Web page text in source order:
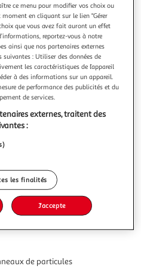
cube 30cm noyer
x l. 11,8 x H. 26,5 cm Taille 3 :
MDF Spécificités : Pratique
Design Cube Gigogne
inclus Poids Ma
le prix de ce produit ?
le prix
de particules
ce menu pour modifier vos choix ou
en cliquant sur le lien "Gérer
que vous avez fait auront un effet
reportez-vous à notre
ainsi que nos partenaires externes
: Utiliser des données de
les caractéristiques de l’appareil
à des informations sur un appareil.
de performance des publicités et du
de services.
externes, traitent des
:
les finalités
J'accepte